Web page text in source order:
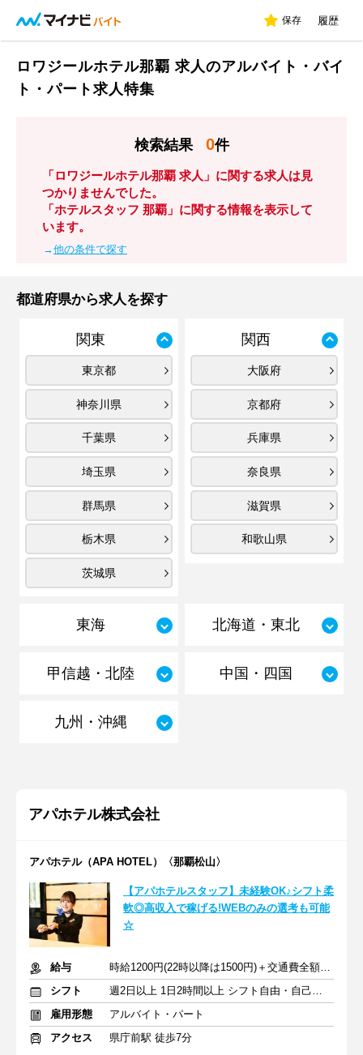
保存 履歴
ロワジールホテル那覇 求人のアルバイト・バイ
ト・パート求人特集
検索結果 0件
「ロワジールホテル那覇 求人」に関する求人は見
つかりませんでした。
「ホテルスタッフ 那覇」に関する情報を表示して
います。
→他の条件で探す
都道府県から求人を探す
関東
東京都
神奈川県
千葉県
埼玉県
群馬県
栃木県
茨城県
関西
大阪府
京都府
兵庫県
奈良県
滋賀県
和歌山県
東海 北海道・東北
甲信越・北陸 中国・四国
九州・沖縄
アパホテル株式会社
アパホテル（APA HOTEL）〈那覇松山〉
【アパホテルスタッフ】未経験OK♪シフト柔
軟◎高収入で稼げる!WEBのみの選考も可能
☆
給与
時給1200円(22時以降は1500円)＋交通費全額支給
シフト
週2日以上 1日2時間以上 シフト自由・自己申告
雇用形態
アルバイト・パート
アクセス
県庁前駅 徒歩7分